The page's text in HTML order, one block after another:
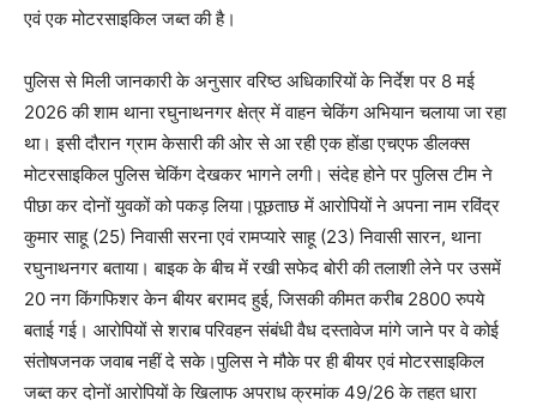
एवं एक मोटरसाइकिल जब्त की है।
पुलिस से मिली जानकारी के अनुसार वरिष्ठ अधिकारियों के निर्देश पर 8 मई
2026 की शाम थाना रघुनाथनगर क्षेत्र में वाहन चेकिंग अभियान चलाया जा रहा
था। इसी दौरान ग्राम केसारी की ओर से आ रही एक होंडा एचएफ डीलक्स
मोटरसाइकिल पुलिस चेकिंग देखकर भागने लगी। संदेह होने पर पुलिस टीम ने
पीछा कर दोनों युवकों को पकड़ लिया।पूछताछ में आरोपियों ने अपना नाम रविंद्र
कुमार साहू (25) निवासी सरना एवं रामप्यारे साहू (23) निवासी सारन, थाना
रघुनाथनगर बताया। बाइक के बीच में रखी सफेद बोरी की तलाशी लेने पर उसमें
20 नग किंगफिशर केन बीयर बरामद हुई, जिसकी कीमत करीब 2800 रुपये
बताई गई। आरोपियों से शराब परिवहन संबंधी वैध दस्तावेज मांगे जाने पर वे कोई
संतोषजनक जवाब नहीं दे सके।पुलिस ने मौके पर ही बीयर एवं मोटरसाइकिल
जब्त कर दोनों आरोपियों के खिलाफ अपराध क्रमांक 49/26 के तहत धारा